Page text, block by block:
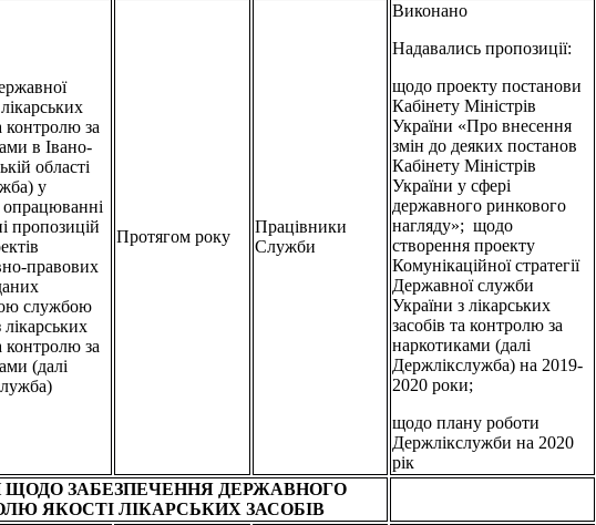
контролю за
в Івано-
області
у
опрацюванні
пропозицій
правових
службою
контролю за
(далі
Протягом року
Працівники
Служби
Виконано
Надавались пропозиції:
щодо проекту постанови
Кабінету Міністрів
України «Про внесення
змін до деяких постанов
Кабінету Міністрів
України у сфері
державного ринкового
нагляду»; щодо
створення проекту
Комунікаційної стратегії
Державної служби
України з лікарських
засобів та контролю за
наркотиками (далі
Держлікслужба) на 2019-
2020 роки;
щодо плану роботи
Держлікслужби на 2020
рік
ЩОДО ЗАБЕЗПЕЧЕННЯ ДЕРЖАВНОГО
ЯКОСТІ ЛІКАРСЬКИХ ЗАСОБІВ